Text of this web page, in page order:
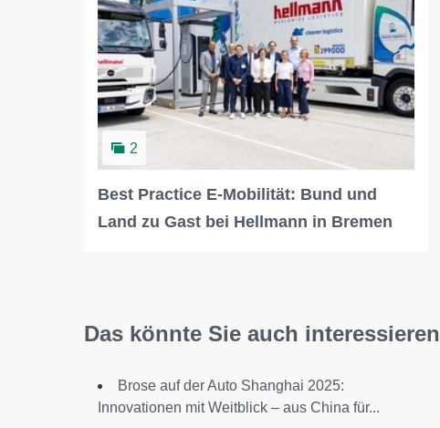
2
Best Practice E-Mobilität: Bund und
Land zu Gast bei Hellmann in Bremen
Das könnte Sie auch interessieren
Brose auf der Auto Shanghai 2025:
Innovationen mit Weitblick – aus China für...